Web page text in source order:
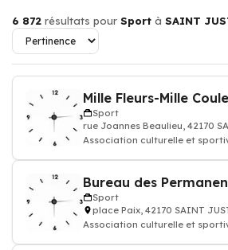
6 872 résultats pour Sport à SAINT
Mille Fleurs-Mille
Sport
rue Joannes Beaulieu, 42170
Association culturelle et
Bureau des
Sport
place Paix, 42170 SAINT
Association culturelle et